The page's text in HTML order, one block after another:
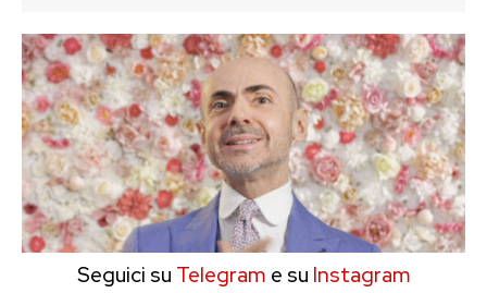
Seguici su Telegram e su Instagram